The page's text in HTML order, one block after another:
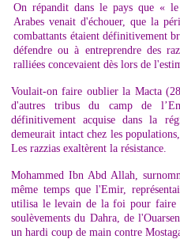
On répandit dans le pays que «
Arabes venait d'échouer, que la
combattants étaient définitivement
défendre ou à entreprendre des
ralliées concevaient dès lors de
Voulait-on faire oublier la Macta
d'autres tribus du camp de
définitivement acquise dans la
demeurait intact chez les
Les razzias exaltèrent la résistance.
Mohammed Ibn Abd Allah,
même temps que l'Emir,
utilisa le levain de la foi pour faire
soulèvements du Dahra, de
un hardi coup de main contre